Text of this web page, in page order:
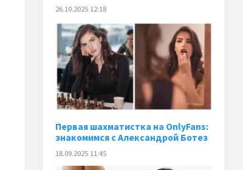
26.10.2025 12:18
Первая шахматистка на OnlyFans:
знакомимся с Александрой Ботез
18.09.2025 11:45